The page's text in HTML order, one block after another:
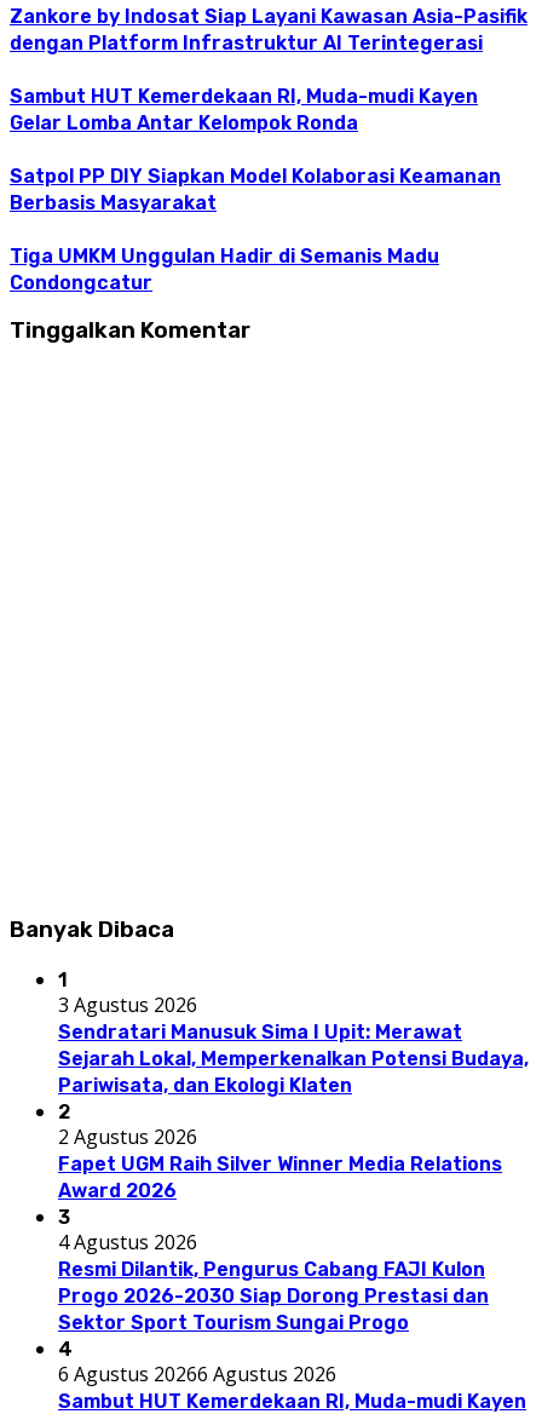
Zankore by Indosat Siap Layani Kawasan Asia-Pasifik
dengan Platform Infrastruktur AI Terintegerasi
Sambut HUT Kemerdekaan RI, Muda-mudi Kayen
Gelar Lomba Antar Kelompok Ronda
Satpol PP DIY Siapkan Model Kolaborasi Keamanan
Berbasis Masyarakat
Tiga UMKM Unggulan Hadir di Semanis Madu
Condongcatur
Tinggalkan Komentar
Banyak Dibaca
1
3 Agustus 2026
Sendratari Manusuk Sima I Upit: Merawat
Sejarah Lokal, Memperkenalkan Potensi Budaya,
Pariwisata, dan Ekologi Klaten
2
2 Agustus 2026
Fapet UGM Raih Silver Winner Media Relations
Award 2026
3
4 Agustus 2026
Resmi Dilantik, Pengurus Cabang FAJI Kulon
Progo 2026-2030 Siap Dorong Prestasi dan
Sektor Sport Tourism Sungai Progo
4
6 Agustus 20266 Agustus 2026
Sambut HUT Kemerdekaan RI, Muda-mudi Kayen